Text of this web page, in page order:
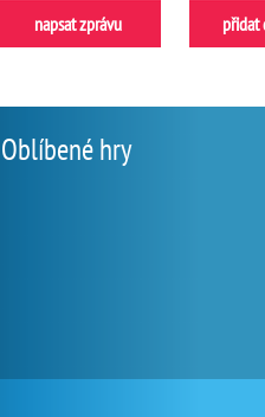
napsat zprávu přidat
Oblíbené hry